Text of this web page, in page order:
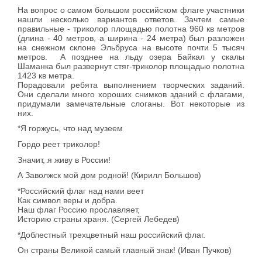
На вопрос о самом большом российском флаге участники
нашли несколько вариантов ответов. Зачтем самые
правильные - триколор площадью полотна 960 кв метров
(длина - 40 метров, а ширина - 24 метра) был разложен
на снежном склоне Эльбруса на высоте почти 5 тысяч
метров. А позднее на льду озера Байкал у скалы
Шаманка был развернут стяг-триколор площадью полотна
1423 кв метра.
Порадовали ребята выполнением творческих заданий.
Они сделали много хороших снимков зданий с флагами,
придумали замечательные слоганы. Вот некоторые из
них.
*Я горжусь, что над музеем
Гордо реет триколор!
Значит, я живу в России!
А Заволжск мой дом родной! (Кирилл Большов)
*Российский флаг над нами веет
Как символ веры и добра.
Наш флаг Россию прославляет,
Историю страны храня. (Сергей Лебедев)
*Доблестный трехцветный наш российский флаг.
Он страны Великой самый главный знак! (Иван Пучков)